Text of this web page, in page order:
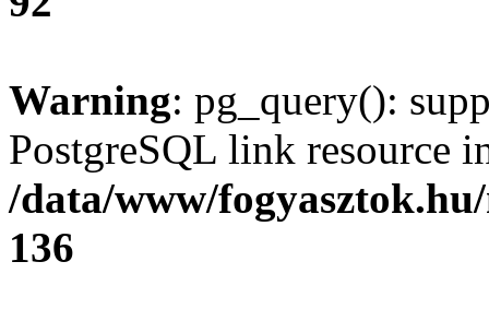
Warning: pg_query():
PostgreSQL link resource
/data/www/
136